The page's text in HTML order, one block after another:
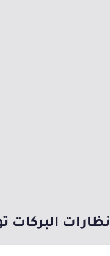
نظارات البركات